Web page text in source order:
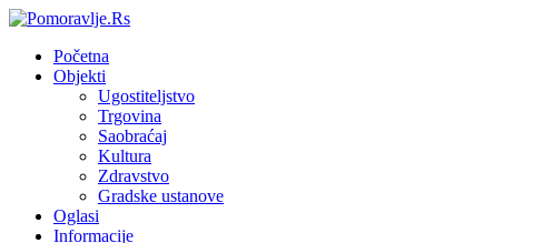
Početna
Objekti
Ugostiteljstvo
Trgovina
Saobraćaj
Kultura
Zdravstvo
Gradske ustanove
Oglasi
Informacije